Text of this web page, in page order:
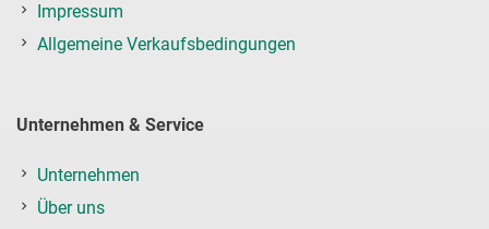
Impressum
Allgemeine Verkaufsbedingungen
Unternehmen & Service
Unternehmen
Über uns